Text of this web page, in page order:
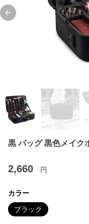
Previous slide
黒 バッグ 黒色メイク
2,660 円
カラー
ブラック